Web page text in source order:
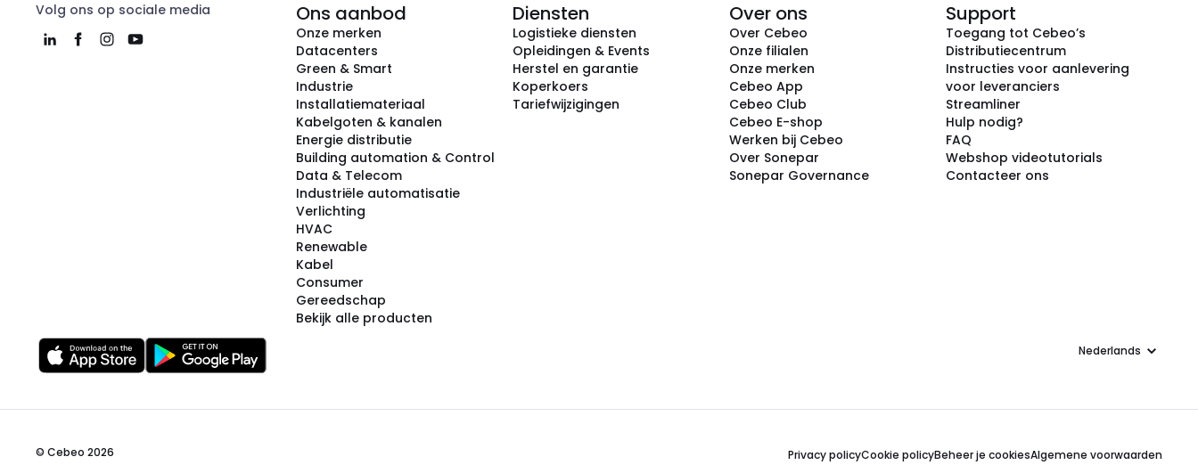
Volg ons op sociale media Ons aanbod
Onze merken
Datacenters
Green & Smart
Industrie
Installatiemateriaal
Kabelgoten & kanalen
Energie distributie
Building automation & Control
Data & Telecom
Industriële automatisatie
Verlichting
HVAC
Renewable
Kabel
Consumer
Gereedschap
Bekijk alle producten
Diensten
Logistieke diensten
Opleidingen & Events
Herstel en garantie
Koperkoers
Tariefwijzigingen
Over ons
Over Cebeo
Onze filialen
Onze merken
Cebeo App
Cebeo Club
Cebeo E-shop
Werken bij Cebeo
Over Sonepar
Sonepar Governance
Support
Toegang tot Cebeo’s
Distributiecentrum
Instructies voor aanlevering
voor leveranciers
Streamliner
Hulp nodig?
FAQ
Webshop videotutorials
Contacteer ons
Taal
© Cebeo 2026 Privacy policyCookie policyBeheer je cookiesAlgemene voorwaarden